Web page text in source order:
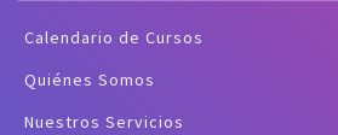
Calendario de Cursos
Quiénes Somos
Nuestros Servicios